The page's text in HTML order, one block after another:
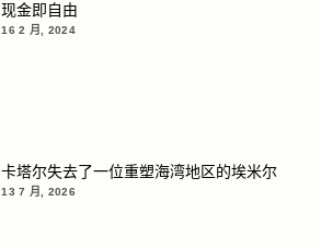
现金即自由
16 2 月, 2024
卡塔尔失去了一位重塑海湾地区的埃米尔
13 7 月, 2026